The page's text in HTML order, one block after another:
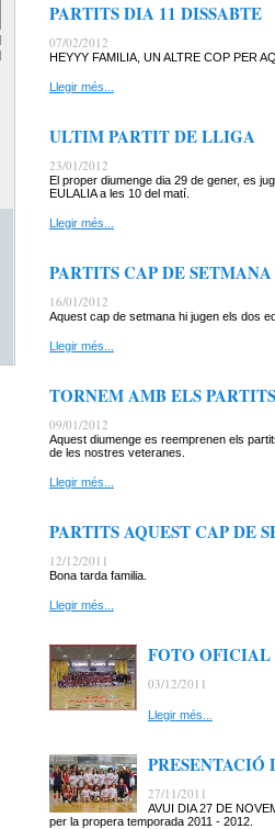
PARTITS DIA 11 DISSABTE
07/02/2012
HEYYY FAMILIA, UN ALTRE COP PER
Llegir més...
ULTIM PARTIT DE LLIGA
23/01/2012
El proper diumenge dia 29 de gener, es
EULALIA a les 10 del matí.
Llegir més...
PARTITS CAP DE SETMANA
16/01/2012
Aquest cap de setmana hi jugen els dos
Llegir més...
TORNEM AMB ELS PARTITS
09/01/2012
Aquest diumenge es reemprenen els
de les nostres veteranes.
Llegir més...
PARTITS AQUEST CAP DE
12/12/2011
Bona tarda familia.
Llegir més...
FOTO OFICIAL
03/12/2011
Llegir més...
PRESENTACIÓ
27/11/2011
AVUI DIA 27 DE
per la propera temporada 2011 - 2012.